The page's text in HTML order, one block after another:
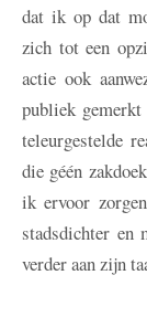
dat ik op dat
zich tot een
actie ook
publiek
teleurgestelde
die géén
ik ervoor
stadsdichter
verder aan zijn